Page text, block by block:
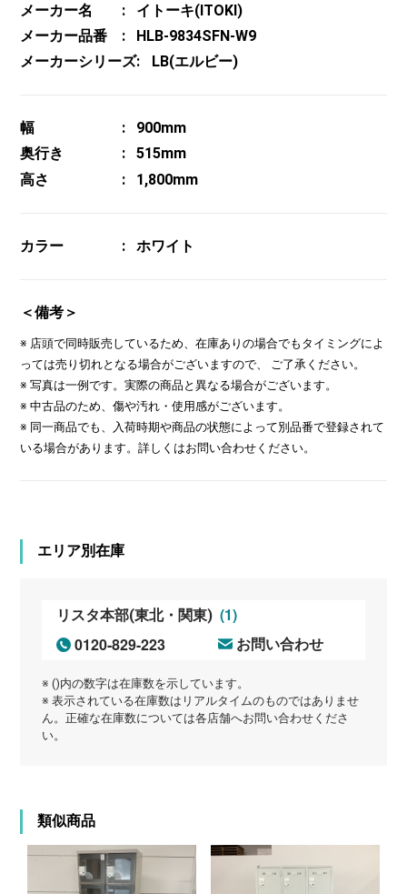
メーカー名
イトーキ(ITOKI)
メーカー品番
HLB-9834SFN-W9
メーカーシリーズ
LB(エルビー)
幅
900mm
奥行き
515mm
高さ
1,800mm
カラー ホワイト
＜備考＞
※ 店頭で同時販売しているため、在庫ありの場合でもタイミングによ
っては売り切れとなる場合がございますので、 ご了承ください。
※ 写真は一例です。実際の商品と異なる場合がございます。
※ 中古品のため、傷や汚れ・使用感がございます。
※ 同一商品でも、入荷時期や商品の状態によって別品番で登録されて
いる場合があります。詳しくはお問い合わせください。
エリア別在庫
リスタ本部(東北・関東) (1)
0120-829-223
お問い合わせ
※ ()内の数字は在庫数を示しています。
※ 表示されている在庫数はリアルタイムのものではありませ
ん。正確な在庫数については各店舗へお問い合わせくださ
い。
類似商品